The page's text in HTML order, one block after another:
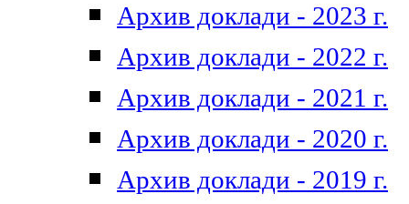
Архив доклади - 2023 г.
Архив доклади - 2022 г.
Архив доклади - 2021 г.
Архив доклади - 2020 г.
Архив доклади - 2019 г.